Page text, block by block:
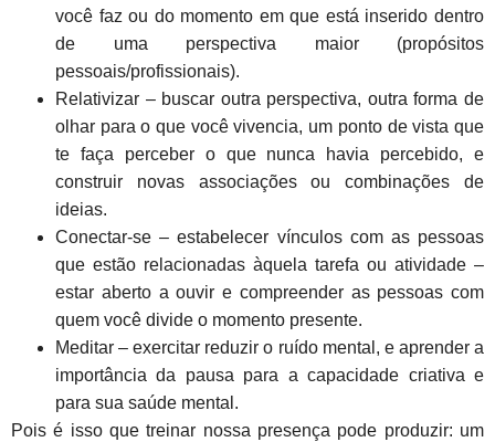
você faz ou do momento em que está inserido dentro
de uma perspectiva maior (propósitos
pessoais/profissionais).
Relativizar – buscar outra perspectiva, outra forma de
olhar para o que você vivencia, um ponto de vista que
te faça perceber o que nunca havia percebido, e
construir novas associações ou combinações de
ideias.
Conectar-se – estabelecer vínculos com as pessoas
que estão relacionadas àquela tarefa ou atividade –
estar aberto a ouvir e compreender as pessoas com
quem você divide o momento presente.
Meditar – exercitar reduzir o ruído mental, e aprender a
importância da pausa para a capacidade criativa e
para sua saúde mental.
Pois é isso que treinar nossa presença pode produzir: um